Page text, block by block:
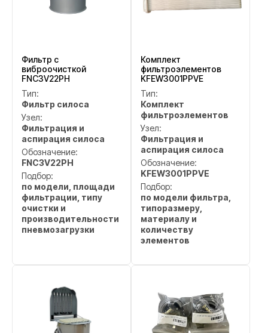
Фильтр с
виброочисткой
FNC3V22PH
Тип:
Фильтр силоса
Узел:
Фильтрация и
аспирация силоса
Обозначение:
FNC3V22PH
Подбор:
по модели, площади
фильтрации, типу
очистки и
производительности
пневмозагрузки
Комплект
фильтроэлементов
KFEW3001PPVE
Тип:
Комплект
фильтроэлементов
Узел:
Фильтрация и
аспирация силоса
Обозначение:
KFEW3001PPVE
Подбор:
по модели фильтра,
типоразмеру,
материалу и
количеству
элементов